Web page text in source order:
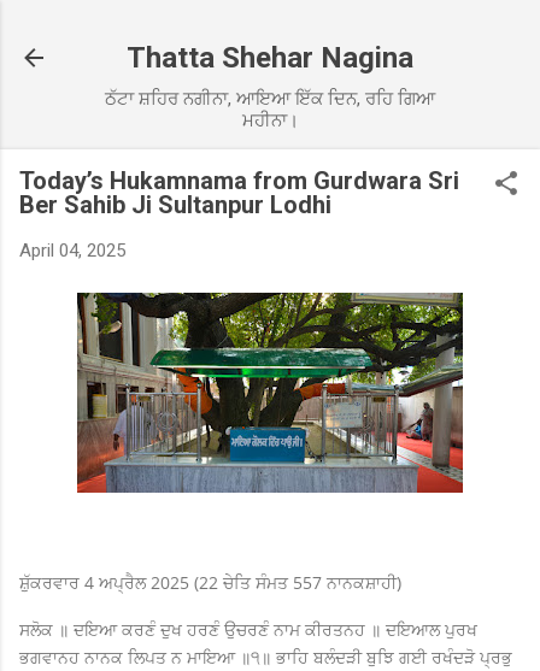
Thatta Shehar Nagina
ਠੱਟਾ ਸ਼ਹਿਰ ਨਗੀਨਾ, ਆਇਆ ਇੱਕ ਦਿਨ, ਰਹਿ ਗਿਆ
ਮਹੀਨਾ।
Today’s Hukamnama from Gurdwara Sri
Ber Sahib Ji Sultanpur Lodhi
April 04, 2025
ਸ਼ੁੱਕਰਵਾਰ 4 ਅਪ੍ਰੈਲ 2025 (22 ਚੇਤਿ ਸੰਮਤ 557 ਨਾਨਕਸ਼ਾਹੀ)
ਸਲੋਕ ॥ ਦਇਆ ਕਰਣੰ ਦੁਖ ਹਰਣੰ ਉਚਰਣੰ ਨਾਮ ਕੀਰਤਨਹ ॥ ਦਇਆਲ ਪੁਰਖ
ਭਗਵਾਨਹ ਨਾਨਕ ਲਿਪਤ ਨ ਮਾਇਆ ॥੧॥ ਭਾਹਿ ਬਲੰਦੜੀ ਬੁਝਿ ਗਈ ਰਖੰਦੜੋ ਪ੍ਰਭੁ